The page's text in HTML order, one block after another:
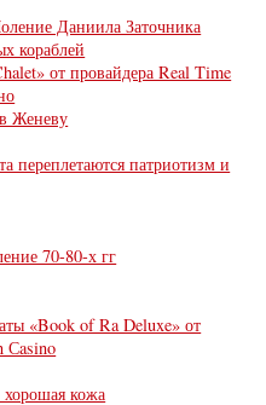
Даниила Заточника
кораблей
от провайдера Real Time
Женеву
переплетаются патриотизм и
70-80-х гг
«Book of Ra Deluxe» от
Сasino
кожа